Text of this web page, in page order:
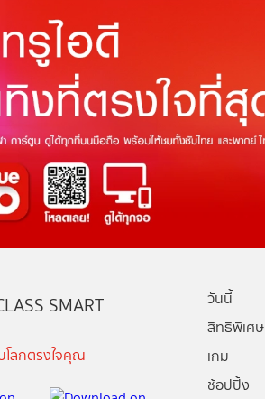
SMART
โลกตรงใจคุณ
วันนี้
สิทธิพิเศษ
เกม
ช้อปปิ้ง